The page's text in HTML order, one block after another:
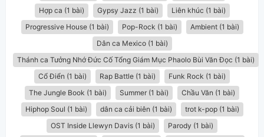
Hợp ca (1 bài)
Gypsy Jazz (1 bài)
Liên khúc (1 bài)
Progressive House (1 bài)
Pop-Rock (1 bài)
Ambient (1 bài)
Dân ca Mexico (1 bài)
Thánh ca Tưởng Nhớ Đức Cố Tổng Giám Mục Phaolo Bùi Văn Đọc (1 bài)
Cổ Điển (1 bài)
Rap Battle (1 bài)
Funk Rock (1 bài)
The Jungle Book (1 bài)
Summer (1 bài)
Chầu Văn (1 bài)
Hiphop Soul (1 bài)
dân ca cải biên (1 bài)
trot k-pop (1 bài)
OST Inside Llewyn Davis (1 bài)
Parody (1 bài)